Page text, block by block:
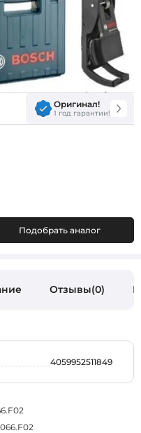
Оригинал!
1 год гарантии!
Подобрать аналог
Отзывы(0)
4059952511849